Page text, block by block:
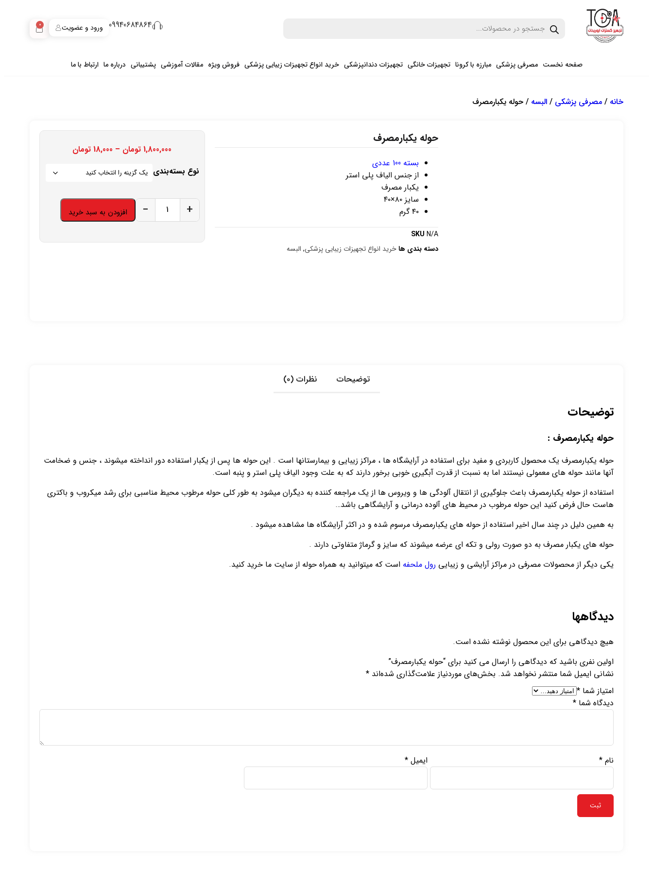
0 ورود و عضویت 09940684864
صفحه نخست مصرفی پزشکی مبارزه با کرونا تجهیزات خانگی تجهیزات دندانپزشکی خرید انواع تجهیزات زیبایی پزشکی فروش ویژه مقالات آموزشی پشتیبانی درباره ما ارتباط با ما
خانه / مصرفی پزشکی / البسه / حوله یکبارمصرف
حوله یکبارمصرف
بسته 100 عددی
از جنس الیاف پلی استر
یکبار مصرف
سایز ۸۰×۴۰
۴۰ گرم
SKUN/A
دسته بندی ها خرید انواع تجهیزات زیبایی پزشکی, البسه
1,800,000 تومان –
18,000 تومان
نوع بسته‌بندی
− + افزودن به سبد خرید
توضیحات نظرات (0)
توضیحات
حوله یکبارمصرف :
حوله یکبارمصرف یک محصول کاربردی و مفید برای استفاده در آرایشگاه ها ، مراکز زیبایی و بیمارستانها است . این حوله ها پس از یکبار استفاده دور انداخته میشوند ، جنس و ضخامت
آنها مانند حوله های معمولی نیستند اما به نسبت از قدرت آبگیری خوبی برخور دارند که به علت وجود الیاف پلی استر و پنبه است.
استفاده از حوله یکبارمصرف باعث جلوگیری از انتقال آلودگی ها و ویروس ها از یک مراجعه کننده به دیگران میشود به طور کلی حوله مرطوب محیط مناسبی برای رشد میکروب و باکتری
هاست حال فرض کنید این حوله مرطوب در محیط های آلوده درمانی و آرایشگاهی باشد…
به همین دلیل در چند سال اخیر استفاده از حوله های یکبارمصرف مرسوم شده و در اکثر آرایشگاه ها مشاهده میشود .
حوله های یکبار مصرف به دو صورت رولی و تکه ای عرضه میشوند که سایز و گرماژ متفاوتی دارند .
یکی دیگر از محصولات مصرفی در مراکز آرایشی و زیبایی رول ملحفه است که میتوانید به همراه حوله از سایت ما خرید کنید.
دیدگاهها
هیچ دیدگاهی برای این محصول نوشته نشده است.
اولین نفری باشید که دیدگاهی را ارسال می کنید برای “حوله یکبارمصرف”
نشانی ایمیل شما منتشر نخواهد شد. بخش‌های موردنیاز علامت‌گذاری شده‌اند *
امتیاز شما *
دیدگاه شما *
نام * ایمیل*